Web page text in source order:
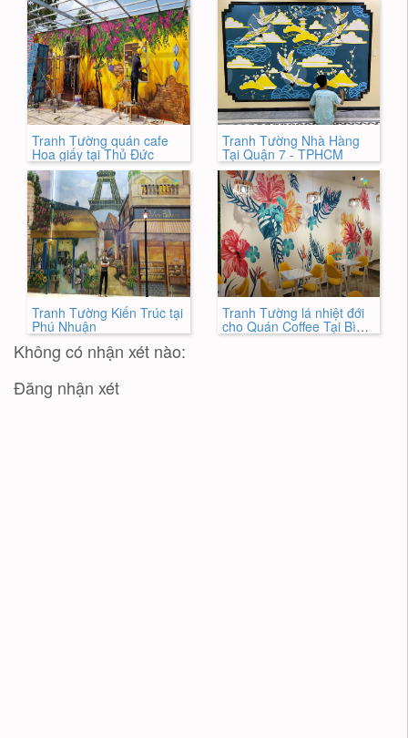
Tranh Tường quán cafe
Hoa giấy tại Thủ Đức
Tranh Tường Nhà Hàng
Tại Quận 7 - TPHCM
Tranh Tường Kiến Trúc tại
Phú Nhuận
Tranh Tường lá nhiệt đới
cho Quán Coffee Tại Bình
Thạnh
Không có nhận xét nào:
Đăng nhận xét